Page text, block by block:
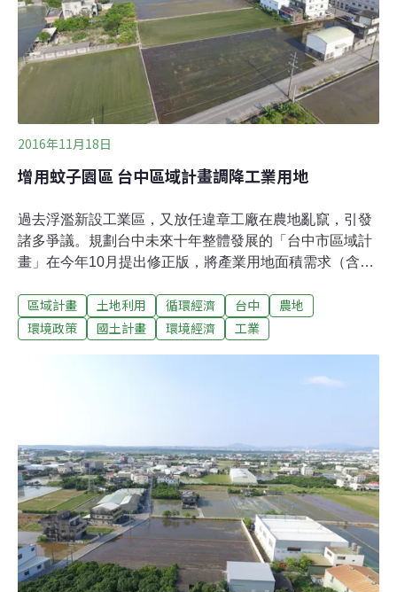
走廊」。他解釋，大肚山是大甲斷層活動所拱起，大甲斷
層還在持續活動中，一旦發生地震，地震規模
2016年11月18日
增用蚊子園區 台中區域計畫調降工業用地
過去浮濫新設工業區，又放任違章工廠在農地亂竄，引發
諸多爭議。規劃台中未來十年整體發展的「台中市區域計
畫」在今年10月提出修正版，將產業用地面積需求（含遷
降為1,360公頃，同時提高蚊子工業區活化使用面積。預計
這些低度利用工業區將可提供687公頃，減少新設工業區
用地政策再修正 規劃台中未來十年人口、產業、城鄉、環
境發展的「台中市區域計畫」，目前在中央內政部區委會
進行審查。前五次審查時，委員與公民團體都提出不少批
評，包括浮濫新設工業區、農地總量作帳等。台中市根據
各方意見修正，10月提出新版
區域計畫 土地利用 循環經濟 台中
農地
環境政策
國土計畫 環境經濟 工業